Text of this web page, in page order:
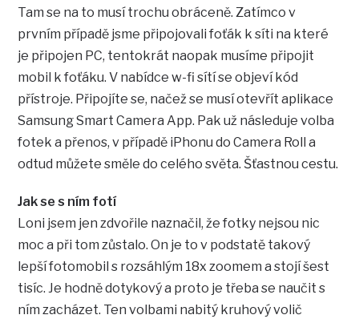
Tam se na to musí trochu obráceně. Zatímco v
prvním případě jsme připojovali foťák k síti na které
je připojen PC, tentokrát naopak musíme připojit
mobil k foťáku. V nabídce w-fi sítí se objeví kód
přístroje. Připojíte se, načež se musí otevřít aplikace
Samsung Smart Camera App. Pak už následuje volba
fotek a přenos, v případě iPhonu do Camera Roll a
odtud můžete směle do celého světa. Šťastnou cestu.
Jak se s ním fotí
Loni jsem jen zdvořile naznačil, že fotky nejsou nic
moc a při tom zůstalo. On je to v podstatě takový
lepší fotomobil s rozsáhlým 18x zoomem a stojí šest
tisíc. Je hodně dotykový a proto je třeba se naučit s
ním zacházet. Ten volbami nabitý kruhový volič